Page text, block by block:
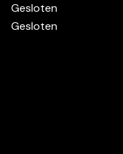
Gesloten
Gesloten